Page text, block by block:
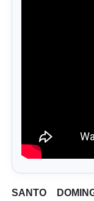
SANTO